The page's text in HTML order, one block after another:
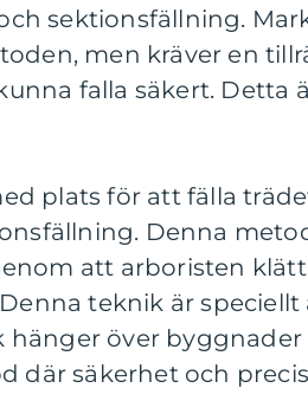
sektionsfällning.
men kräver en
falla säkert. Detta
plats för att fälla
Denna
att arboristen
teknik är
över byggnader
där säkerhet och